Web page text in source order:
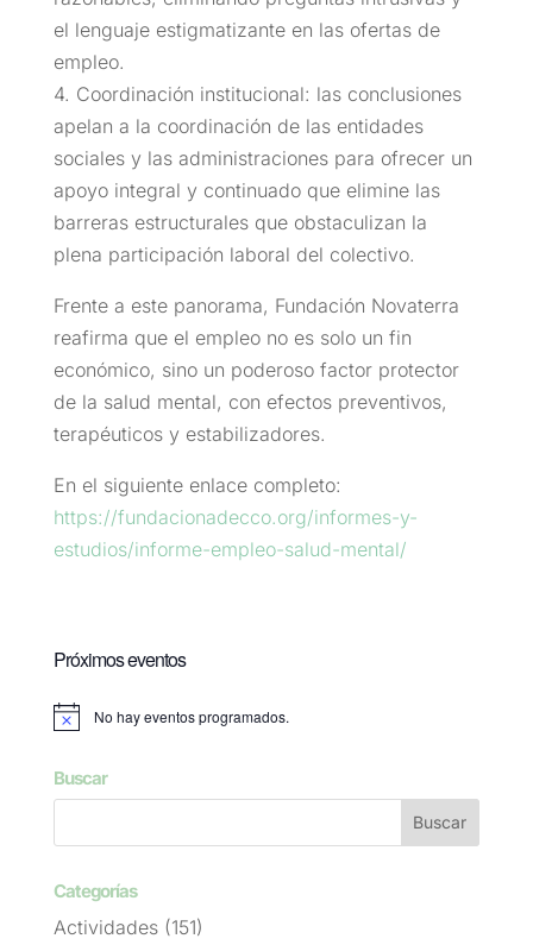
el lenguaje estigmatizante en las ofertas de
empleo.
4. Coordinación institucional: las conclusiones
apelan a la coordinación de las entidades
sociales y las administraciones para ofrecer un
apoyo integral y continuado que elimine las
barreras estructurales que obstaculizan la
plena participación laboral del colectivo.
Frente a este panorama, Fundación Novaterra
reafirma que el empleo no es solo un fin
económico, sino un poderoso factor protector
de la salud mental, con efectos preventivos,
terapéuticos y estabilizadores.
En el siguiente enlace completo:
https://fundacionadecco.org/informes-y-
estudios/informe-empleo-salud-mental/
Próximos eventos
Aviso No hay eventos programados.
Buscar
Categorías
Actividades(151)